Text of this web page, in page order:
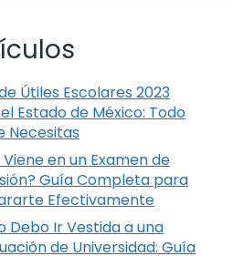
Útiles Escolares 2023
Estado de México: Todo
Necesitas
Viene en un Examen de
Guía Completa para
Efectivamente
Debo Ir Vestida a una
de Universidad: Guía